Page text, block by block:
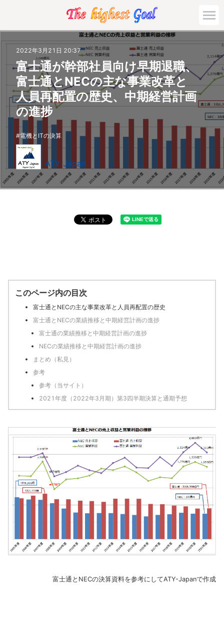
2022年3月21日 20:37
富士通が幹部社員向け早期退職、
富士通とNECの主な事業改革と
人員再配置の歴史、中期経営計画
の進捗
電機とITの決算
ATY Japan
このページ内の目次
富士通とNECの主な事業改革と人員再配置の歴史
富士通とNECの業績推移と中期経営計画の進捗
富士通の業績推移と中期経営計画の進捗
NECの業績推移と中期経営計画の進捗
まとめ（私見）
参考
参考（当サイト）
2021年度（2022年3月期）第3四半期決算と通期予想
富士通とNECの決算資料を参考にしてATY-Japanで作成